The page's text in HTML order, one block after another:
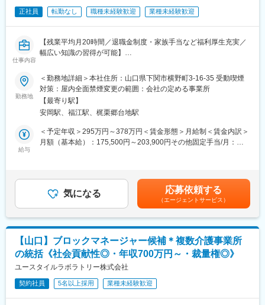
が有り、先端的な知見を習得して実践する機会も有ります。
■居住地について：
◎入社にあたって転居が必要な方には引っ越し費用や借上げ社宅
（もしくは住宅手当）等の補助がございます。
◎山口県光市は、新大阪から新幹線を利用して2時間強ほどの場所
全国13位にランクインしており、子育て、医療、生活の利便性等
の優れた環境で、当社の社員も下松市から通勤する方が多いで
す。
240年の歴史の中でタケダでは常に患者様を中心に考え、世の中
（世界中）の人々により健やかで輝かしい未来をお届けすること
変更の範囲：会社の定める業務
正社員 転勤なし 職種未経験歓迎 業種未経験歓迎
仕事内容
【残業平均月20時間／退職金制度・家族手当など福利厚生充実／
幅広い知識の習得が可能】
■業務内容：
グループ会社20名程度の給与計算や社会保険・給付関係の資料の
作成などをお任せ致します。
■業務詳細：
ご経験やスキルによりますが、まずは社労士さんへの提出資料と
して、
※法人全体の給与計算は外部委託しています。
心に担当し、1名は労務管理、システム関連業務を中心に担当して
おりますので、コミュニケーションを図りながら、幅広い業務を
少人数で実施しています。
■キャリアパス：
法人全体の中心として、他部署への発信が必要な機会もありま
す。業務の本質をしっかりと理解し、幅広い知識の習得にも繋が
勤務地
＜勤務地詳細＞本社住所：山口県下関市横野町3-16-35 受動喫煙
対策：屋内全面禁煙変更の範囲：会社の定める事業所
【最寄り駅】
安岡駅、福江駅、梶栗郷台地駅
給与
＜予定年収＞295万円～378万円＜賃金形態＞月給制＜賃金内訳＞
月額（基本給）：175,500円～203,900円その他固定手当/月：
与：年2回（7月、12月）賃金はあくまでも目安の金額であり、選
考を通じて上下する可能性があります。月給(月額)は固定手当を含
めた表記です。
気になる 応募依頼する
（エージェントサービス）
【山口】ブロックマネージャー候補＊複数介護事業所
の統括《社会貢献性◎・年収700万円～・裁量権◎》
ユースタイルラボラトリー株式会社
契約社員 5名以上採用 業種未経験歓迎